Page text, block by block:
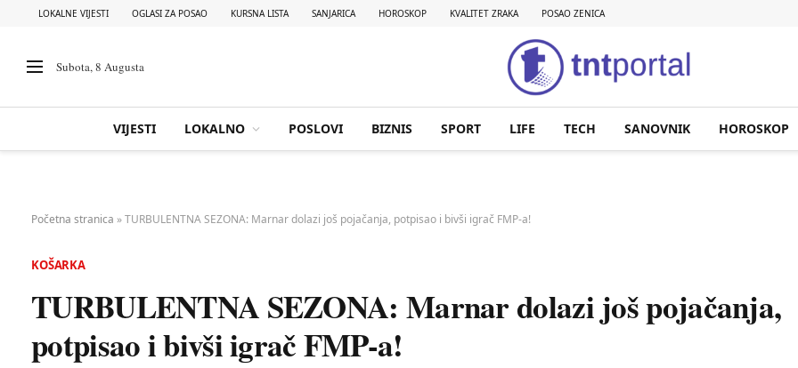
LOKALNE VIJESTI OGLASI ZA POSAO KURSNA LISTA SANJARICA HOROSKOP KVALITET ZRAKA POSAO ZENICA
Subota, 8 Augusta
VIJESTI LOKALNO POSLOVI BIZNIS SPORT LIFE TECH SANOVNIK HOROSKOP
Početna stranica »TURBULENTNA SEZONA: Marnar dolazi još pojačanja, potpisao i bivši igrač FMP-a!
KOŠARKA
TURBULENTNA SEZONA: Marnar dolazi još pojačanja,
potpisao i bivši igrač FMP-a!